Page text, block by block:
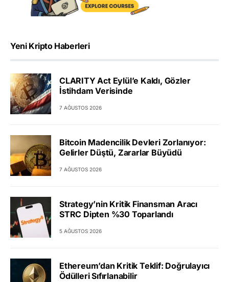
Yeni Kripto Haberleri
CLARITY Act Eylül’e Kaldı, Gözler
İstihdam Verisinde
7 AĞUSTOS 2026
Bitcoin Madencilik Devleri Zorlanıyor:
Gelirler Düştü, Zararlar Büyüdü
7 AĞUSTOS 2026
Strategy’nin Kritik Finansman Aracı
STRC Dipten %30 Toparlandı
5 AĞUSTOS 2026
Ethereum’dan Kritik Teklif: Doğrulayıcı
Ödülleri Sıfırlanabilir